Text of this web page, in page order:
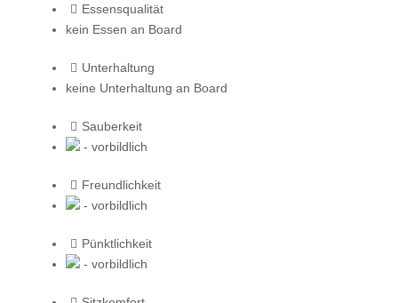
Essensqualität
kein Essen an Board
Unterhaltung
keine Unterhaltung an Board
Sauberkeit
- vorbildlich
Freundlichkeit
- vorbildlich
Pünktlichkeit
- vorbildlich